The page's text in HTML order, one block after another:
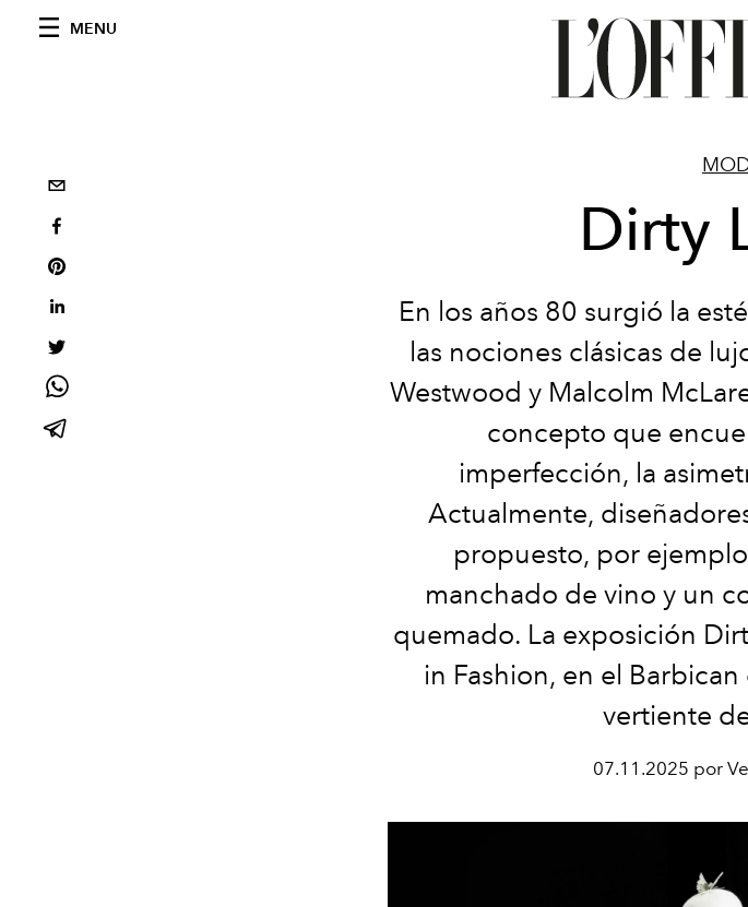
MENU
Dirty
En los años 80 surgió la es
las nociones clásicas de
Westwood y Malcolm
concepto que
imperfección, la
Actualmente,
propuesto, por
manchado de vino y un
quemado. La exposición
in Fashion, en el
vertiente
07.11.2025 por